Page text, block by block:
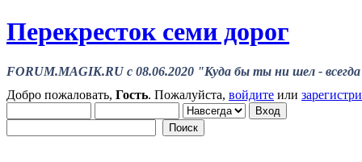
Перекресток семи дорог
FORUM.MAGIK.RU c 08.06.2020 "Куда бы ты ни шел - всегда
Добро пожаловать, Гость. Пожалуйста, войдите или